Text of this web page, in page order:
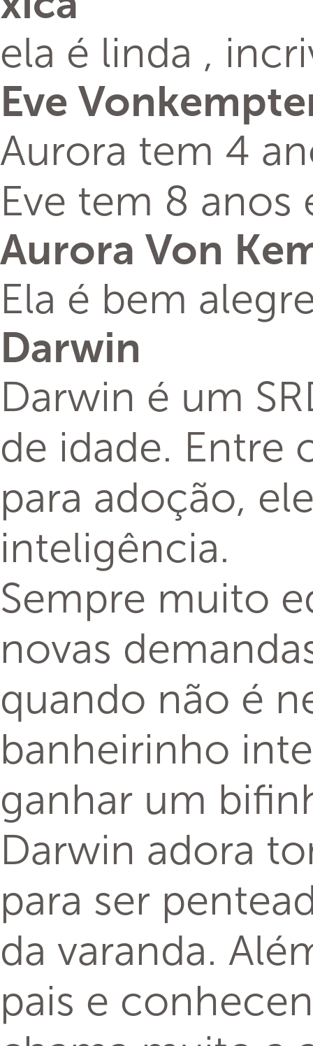
ela é linda ,
Eve
Aurora tem 4
Eve tem 8 anos
Aurora Von
Ela é bem
Darwin
Darwin é um
de idade. Entre
para adoção,
inteligência.
Sempre muito
novas
quando não é
banheirinho
ganhar um
Darwin adora
para ser
da varanda.
pais e